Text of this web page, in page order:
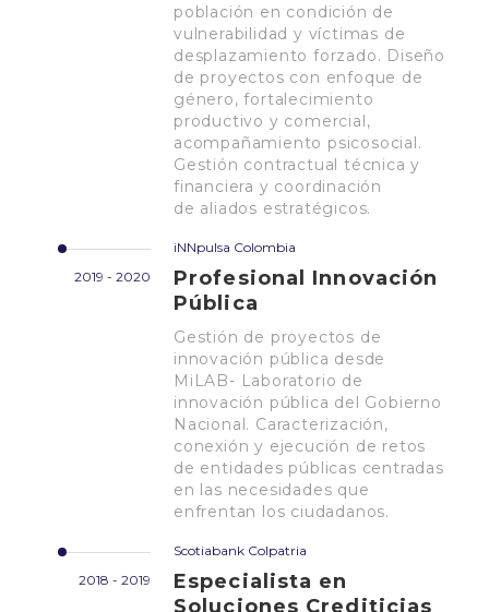
población en condición de
vulnerabilidad y víctimas de
desplazamiento forzado. Diseño
de proyectos con enfoque de
género, fortalecimiento
productivo y comercial,
acompañamiento psicosocial.
Gestión contractual técnica y
financiera y coordinación
de aliados estratégicos.
2019 - 2020
iNNpulsa Colombia
Profesional Innovación
Pública
Gestión de proyectos de
innovación pública desde
MiLAB- Laboratorio de
innovación pública del Gobierno
Nacional. Caracterización,
conexión y ejecución de retos
de entidades públicas centradas
en las necesidades que
enfrentan los ciudadanos.
2018 - 2019
Scotiabank Colpatria
Especialista en
Soluciones Crediticias